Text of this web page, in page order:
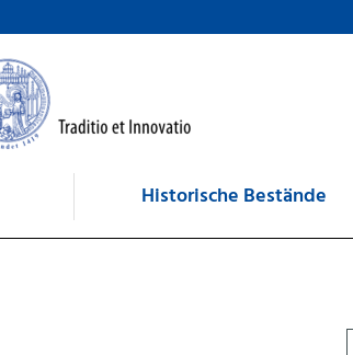
Historische Bestände